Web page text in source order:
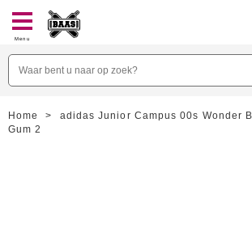
Menu
Home >
adidas Junior Campus 00s Wonder
Gum 2